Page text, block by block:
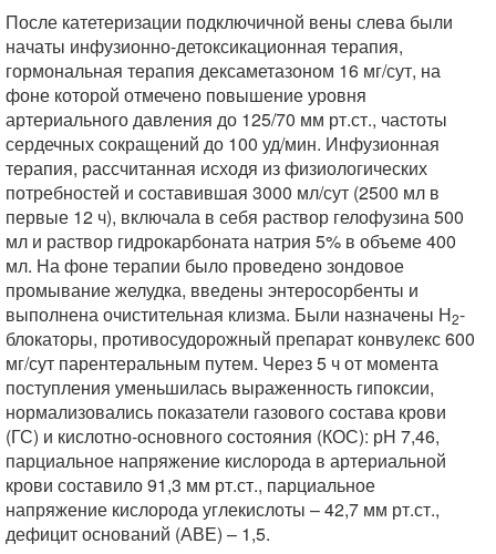
После катетеризации подключичной вены слева были
начаты инфузионно-детоксикационная терапия,
гормональная терапия дексаметазоном 16 мг/сут, на
фоне которой отмечено повышение уровня
артериального давления до 125/70 мм рт.ст., частоты
сердечных сокращений до 100 уд/мин. Инфузионная
терапия, рассчитанная исходя из физиологических
потребностей и составившая 3000 мл/сут (2500 мл в
первые 12 ч), включала в себя раствор гелофузина 500
мл и раствор гидрокарбоната натрия 5% в объеме 400
мл. На фоне терапии было проведено зондовое
промывание желудка, введены энтеросорбенты и
выполнена очистительная клизма. Были назначены Н2-
блокаторы, противосудорожный препарат конвулекс 600
мг/сут парентеральным путем. Через 5 ч от момента
поступления уменьшилась выраженность гипоксии,
нормализовались показатели газового состава крови
(ГС) и кислотно-основного состояния (КОС): рH 7,46,
парциальное напряжение кислорода в артериальной
крови составило 91,3 мм рт.ст., парциальное
напряжение кислорода углекислоты – 42,7 мм рт.ст.,
дефицит оснований (АВЕ) – 1,5.